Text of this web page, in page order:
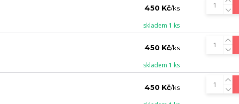
450 Kč/ks
skladem 1 ks
450 Kč/ks
skladem 1 ks
450 Kč/ks